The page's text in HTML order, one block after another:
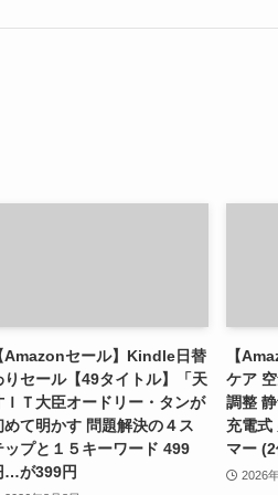
Amazonセール】Kindle日替
りセール【49タイトル】「天
ＩＴ大臣オードリー・タンが
めて明かす 問題解決の４ス
ップと１５キーワード 499
…が399円
【
ケア
調整
充電式
マー
2026